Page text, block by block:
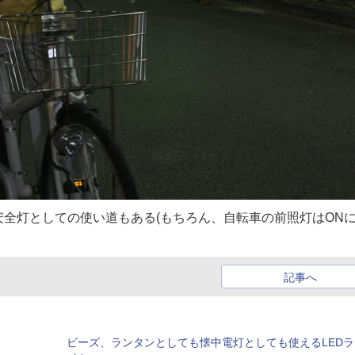
灯としての使い道もある(もちろん、自転車の前照灯はON
記事へ
ビーズ、ランタンとしても懐中電灯としても使えるLEDラ